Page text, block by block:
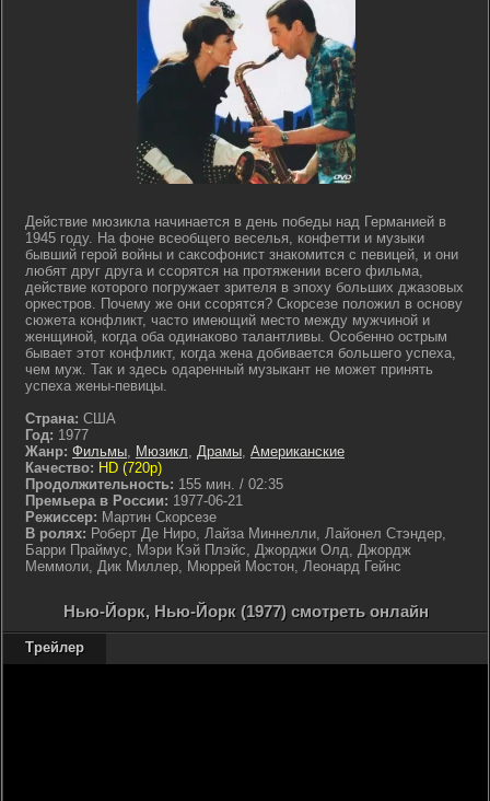
Действие мюзикла начинается в день победы над Германией в
1945 году. На фоне всеобщего веселья, конфетти и музыки
бывший герой войны и саксофонист знакомится с певицей, и они
любят друг друга и ссорятся на протяжении всего фильма,
действие которого погружает зрителя в эпоху больших джазовых
оркестров. Почему же они ссорятся? Скорсезе положил в основу
сюжета конфликт, часто имеющий место между мужчиной и
женщиной, когда оба одинаково талантливы. Особенно острым
бывает этот конфликт, когда жена добивается большего успеха,
чем муж. Так и здесь одаренный музыкант не может принять
успеха жены-певицы.
Страна: США
Год: 1977
Жанр: Фильмы, Мюзикл, Драмы, Американские
Качество: HD (720p)
Продолжительность: 155 мин. / 02:35
Премьера в России: 1977-06-21
Режиссер: Мартин Скорсезе
В ролях: Роберт Де Ниро, Лайза Миннелли, Лайонел Стэндер,
Барри Праймус, Мэри Кэй Плэйс, Джорджи Олд, Джордж
Меммоли, Дик Миллер, Мюррей Мостон, Леонард Гейнс
Нью-Йорк, Нью-Йорк (1977) смотреть онлайн
Трейлер